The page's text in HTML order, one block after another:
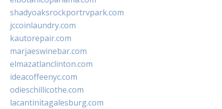
shadyoaksrockportrvpark.com
jccoinlaundry.com
kautorepair.com
marjaeswinebar.com
elmazatlanclinton.com
ideacoffeenyc.com
odieschillicothe.com
lacantinitagalesburg.com